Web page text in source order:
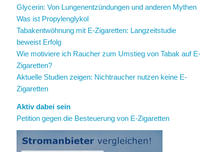
Glycerin: Von Lungenentzündungen und anderen Mythen
Was ist Propylenglykol
Tabakentwöhnung mit E-Zigaretten: Langzeitstudie
beweist Erfolg
Wie motiviere ich Raucher zum Umstieg von Tabak auf E-
Zigaretten?
Aktuelle Studien zeigen: Nichtraucher nutzen keine E-
Zigaretten
Aktiv dabei sein
Petition gegen die Besteuerung von E-Zigaretten